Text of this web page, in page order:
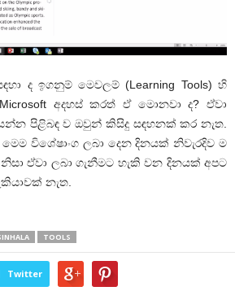
ද ඉගනුම් මෙවලම් (Learning Tools) හි
අදහස් කරත් ඒ මොනවා ද? ඒවා
පිළිබඳ ව ඔවුන් කිසිදු සඳහනක් කර නැත.
මෙම විශේෂාංග ලබා දෙන දිනයක් නිවැරදිව ම
ඒවා ලබා ගැනීමට හැකි වන දිනයක් අපට
නැත.
TOOLS
Twitter